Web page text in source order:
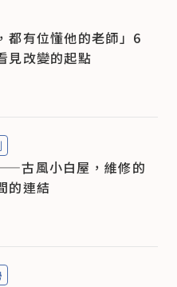
都有位懂他的老師」6
見改變的起點
古風小白屋，維修的
的連結